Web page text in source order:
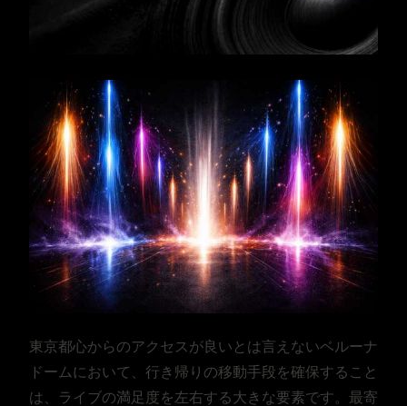
東京都心からのアクセスが良いとは言えないベルーナ
ドームにおいて、行き帰りの移動手段を確保すること
は、ライブの満足度を左右する大きな要素です。最寄